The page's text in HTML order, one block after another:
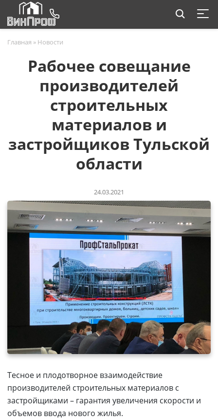
Главная » Новости
Рабочее совещание
производителей
строительных
материалов и
застройщиков Тульской
области
24.03.2021
Тесное и плодотворное взаимодействие
производителей строительных материалов с
застройщиками – гарантия увеличения скорости и
объемов ввода нового жилья.